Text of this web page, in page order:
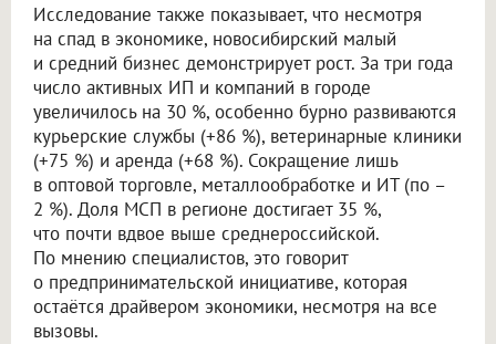
Исследование также показывает, что несмотря
на спад в экономике, новосибирский малый
и средний бизнес демонстрирует рост. За три года
число активных ИП и компаний в городе
увеличилось на 30 %, особенно бурно развиваются
курьерские службы (+86 %), ветеринарные клиники
(+75 %) и аренда (+68 %). Сокращение лишь
в оптовой торговле, металлообработке и ИТ (по –
2 %). Доля МСП в регионе достигает 35 %,
что почти вдвое выше среднероссийской.
По мнению специалистов, это говорит
о предпринимательской инициативе, которая
остаётся драйвером экономики, несмотря на все
вызовы.